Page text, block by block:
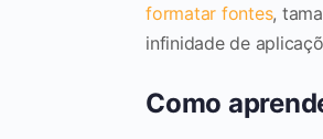
formatar fontes,
infinidade de
Como